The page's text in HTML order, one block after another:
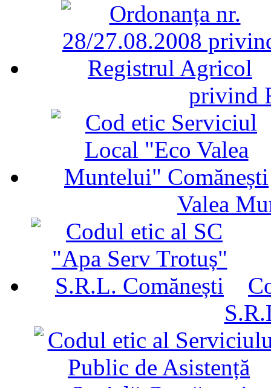
privind
Valea